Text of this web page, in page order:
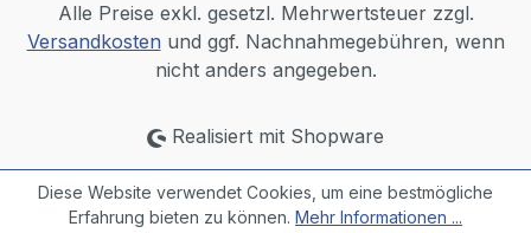
Alle Preise exkl. gesetzl. Mehrwertsteuer zzgl.
Versandkosten und ggf. Nachnahmegebühren, wenn
nicht anders angegeben.
Realisiert mit Shopware
Diese Website verwendet Cookies, um eine bestmögliche
Erfahrung bieten zu können. Mehr Informationen ...